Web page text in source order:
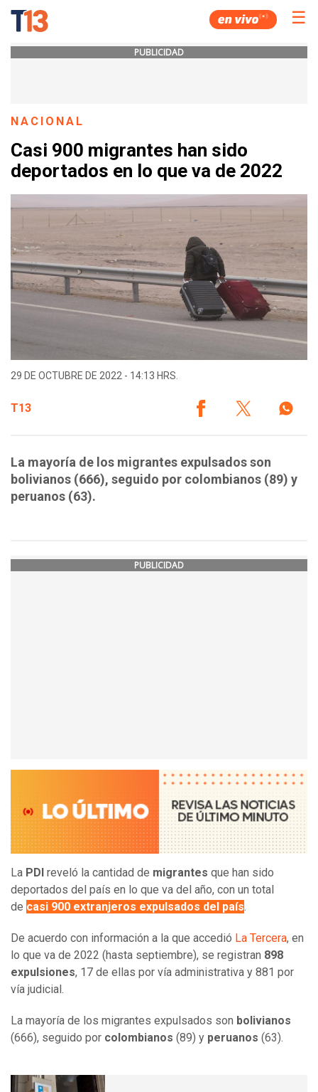
☰
PUBLICIDAD
NACIONAL
Casi 900 migrantes han sido
deportados en lo que va de 2022
29 DE OCTUBRE DE 2022 - 14:13 HRS.
T13
La mayoría de los migrantes expulsados son
bolivianos (666), seguido por colombianos (89) y
peruanos (63).
PUBLICIDAD
La PDI reveló la cantidad de migrantes que han sido
deportados del país en lo que va del año, con un total
de casi 900 extranjeros expulsados del país.
De acuerdo con información a la que accedió La Tercera, en
lo que va de 2022 (hasta septiembre), se registran 898
expulsiones, 17 de ellas por vía administrativa y 881 por
vía judicial.
La mayoría de los migrantes expulsados son bolivianos
(666), seguido por colombianos (89) y peruanos (63).